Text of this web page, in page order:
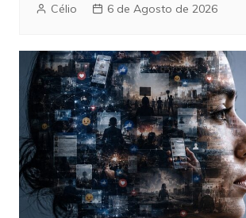
Célio 6 de Agosto de 2026